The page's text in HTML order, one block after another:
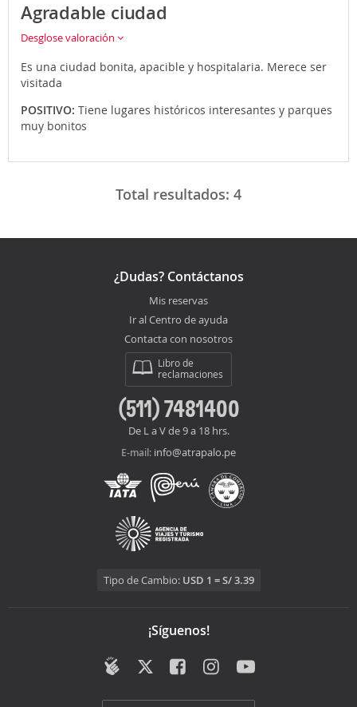
Agradable ciudad
Desglose valoración
Es una ciudad bonita, apacible y hospitalaria. Merece ser
visitada
POSITIVO: Tiene lugares históricos interesantes y parques
muy bonitos
Total resultados: 4
¿Dudas? Contáctanos
Mis reservas
Ir al Centro de ayuda
Contacta con nosotros
Libro de
reclamaciones
(511) 7481400
De L a V de 9 a 18 hrs.
E-mail: info@atrapalo.pe
Tipo de Cambio: USD 1 = S/ 3.39
¡Síguenos!